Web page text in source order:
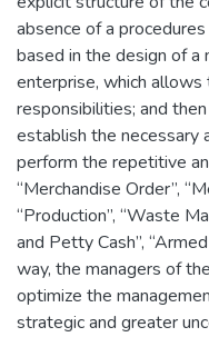
absence of a
based in the design of a
enterprise, which
responsibilities; and
establish the necessary
perform the repetitive
“Merchandise Order”,
“Production”, “Waste
and Petty Cash”,
way, the managers of
optimize the
strategic and greater